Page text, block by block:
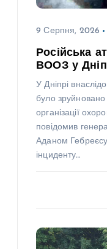
9 Серпня, 2026
Російська
ВООЗ у
У Дніпрі
було зруйновано
організації
повідомив
Аданом
інциденту…